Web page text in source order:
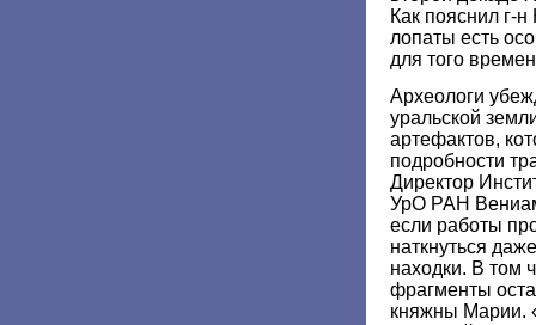
Как пояснил г-
лопаты есть
для того
Археологи
уральской
артефактов,
подробности
Директор
УрО РАН
если работы
наткнуться
находки. В том
фрагменты
княжны Марии.